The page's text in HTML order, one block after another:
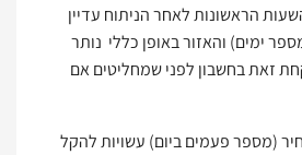
מתאפיינת התקופה הראשונה שלאחר הניתוח בקשיי נשימה, נפיחות באזור ושטפי דם.קשיי נשימה: ב- 48 השעות הראשונות לאחר הניתוח עדיין
ימים) והאזור באופן כללי נותר
זאת בחשבון לפני שמחליטים אם
(מספר פעמים ביום) עשויות להקל